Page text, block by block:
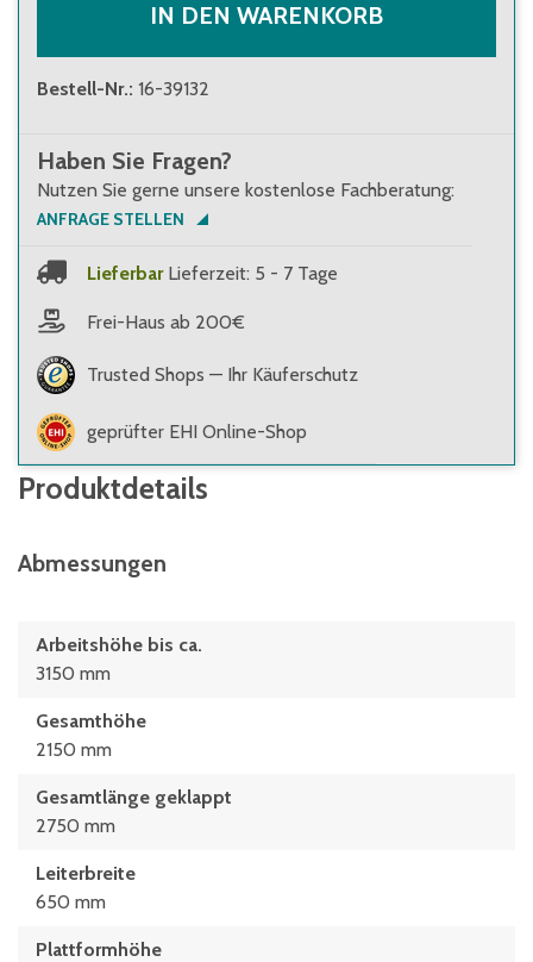
IN DEN WARENKORB
Bestell-Nr.: 16-39132
Haben Sie Fragen?
Nutzen Sie gerne unsere kostenlose Fachberatung:
ANFRAGE STELLEN
Lieferbar Lieferzeit: 5 - 7 Tage
Frei-Haus ab 200€
Trusted Shops — Ihr Käuferschutz
geprüfter EHI Online-Shop
Produktdetails
Abmessungen
Arbeitshöhe bis ca.
3150 mm
Gesamthöhe
2150 mm
Gesamtlänge geklappt
2750 mm
Leiterbreite
650 mm
Plattformhöhe